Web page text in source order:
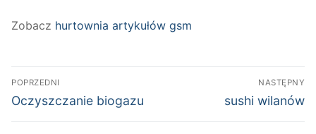
Zobacz hurtownia artykułów gsm
Nawigacja
wpisu
POPRZEDNI
Poprzedni
Oczyszczanie biogazu
NASTĘPNY
Następny
sushi wilanów